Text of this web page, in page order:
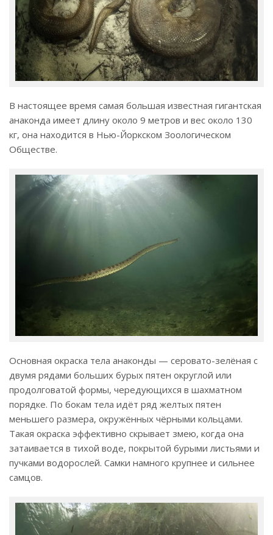
В настоящее время самая большая известная гигантская
анаконда имеет длину около 9 метров и вес около 130
кг, она находится в Нью-Йоркском Зоологическом
Обществе.
Основная окраска тела анаконды — серовато-зелёная с
двумя рядами больших бурых пятен округлой или
продолговатой формы, чередующихся в шахматном
порядке. По бокам тела идёт ряд желтых пятен
меньшего размера, окружённых чёрными кольцами.
Такая окраска эффективно скрывает змею, когда она
затаивается в тихой воде, покрытой бурыми листьями и
пучками водорослей. Самки намного крупнее и сильнее
самцов.